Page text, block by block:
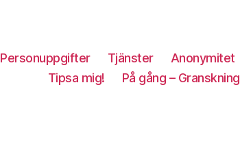
Personuppgifter Tjänster Anonymitet
Tipsa mig!
På gång – Granskning